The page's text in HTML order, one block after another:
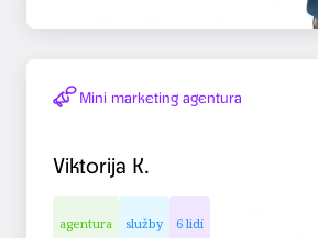
Mini marketing agentura
Viktorija K.
agentura služby 6 lidí